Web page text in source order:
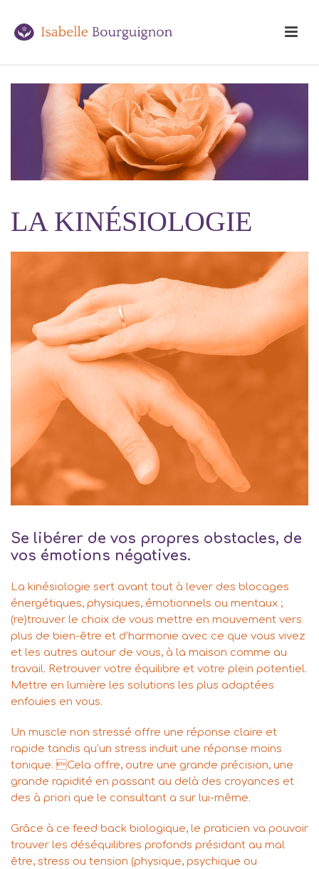
LA KINÉSIOLOGIE
Se libérer de vos propres obstacles, de
vos émotions négatives.
La kinésiologie sert avant tout à lever des blocages
énergétiques, physiques, émotionnels ou mentaux ;
(re)trouver le choix de vous mettre en mouvement vers
plus de bien-être et d’harmonie avec ce que vous vivez
et les autres autour de vous, à la maison comme au
travail. Retrouver votre équilibre et votre plein potentiel.
Mettre en lumière les solutions les plus adaptées
enfouies en vous.
Un muscle non stressé offre une réponse claire et
rapide tandis qu’un stress induit une réponse moins
tonique. Cela offre, outre une grande précision, une
grande rapidité en passant au delà des croyances et
des à priori que le consultant a sur lui-même.
Grâce à ce feed back biologique, le praticien va pouvoir
trouver les déséquilibres profonds présidant au mal
être, stress ou tension (physique, psychique ou